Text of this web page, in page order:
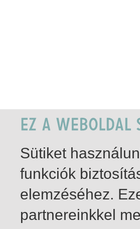
Sütiket
funkciók
elemzéséhez.
partnereinkkel